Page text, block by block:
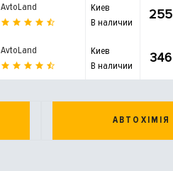
AvtoLand
Киев
В наличии
255
AvtoLand
Киев
В наличии
346
АВТОХІМІЯ